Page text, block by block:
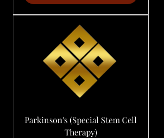
Parkinson's (Special Stem Cell
Therapy)